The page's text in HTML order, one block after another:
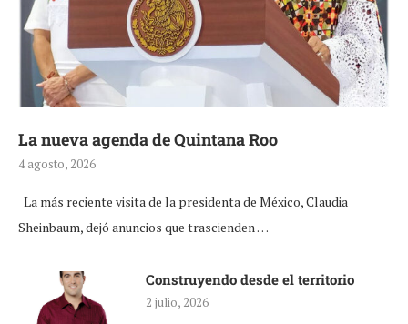
La nueva agenda de Quintana Roo
4 agosto, 2026
La más reciente visita de la presidenta de México, Claudia
Sheinbaum, dejó anuncios que trascienden …
Construyendo desde el territorio
2 julio, 2026